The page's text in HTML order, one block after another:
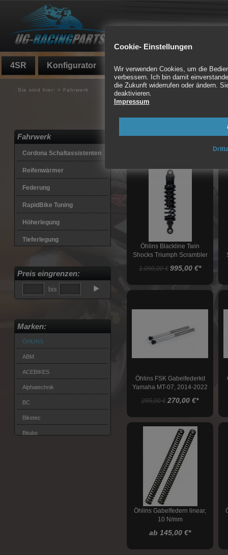
Cookie- Einstellungen
Wir verwenden Cookies, um die
verbessern. Ich bin damit
die Zukunft widerrufen oder ändern.
deaktivieren.
Impressum
4SR Konfigurator Fundgrube Auspuff
Sie sind hier: > Fahrwerk
Öhlins Blackline Twin
Shocks Triumph Scrambler
1.090,00 € 995,00 €*
Öhlins FSK Gabelfederkit
Yamaha MT-07, 2014-2022
295,00 € 270,00 €*
Öhlins Gabelfedern linear,
10 N/mm
ab 145,00 €*
Fahrwerk
Cordona Schaltassistenten
Reifenwärmer
Federung
RapidBike Tuning
Höherlegung
Tieferlegung
Stahlflexleitungskits
Bremsen
Transport
Montageständer
Montageständeraufnahmen
Werkstatt
Preis eingrenzen:
bis
Marken:
ÖHLINS
ABM
ACEBIKES
Alphatechnik
BC
Biketec
Bitubo